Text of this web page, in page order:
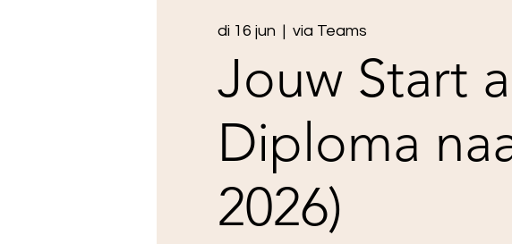
di 16 jun
  |
via Teams
Jouw Start
Diploma
2026)